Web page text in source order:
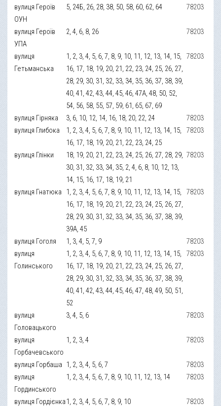
вулиця Героїв
ОУН
5, 24Б, 26, 28, 38, 50, 58, 60, 62, 64 78203
вулиця Героїв
УПА
2, 4, 6, 8, 26 78203
вулиця
Гетьманська
1, 2, 3, 4, 5, 6, 7, 8, 9, 10, 11, 12, 13, 14, 15,
16, 17, 18, 19, 20, 21, 22, 23, 24, 25, 26, 27,
28, 29, 30, 31, 32, 33, 34, 35, 36, 37, 38, 39,
40, 41, 42, 43, 44, 45, 46, 47А, 48, 50, 52,
54, 56, 58, 55, 57, 59, 61, 65, 67, 69
78203
вулиця Гірняка 3, 6, 10, 12, 14, 16, 18, 20, 22, 24
78203
вулиця Глибока
1, 2, 3, 4, 5, 6, 7, 8, 9, 10, 11, 12, 13, 14, 15,
16, 17, 18, 19, 20, 21, 22, 23, 24, 25
78203
вулиця Глінки
18, 19, 20, 21, 22, 23, 24, 25, 26, 27, 28, 29,
30, 31, 32, 33, 34, 35, 2, 4, 6, 8, 10, 12, 13,
14, 15, 16, 17, 18, 19, 21
78203
вулиця Гнатюка
1, 2, 3, 4, 5, 6, 7, 8, 9, 10, 11, 12, 13, 14, 15,
16, 17, 18, 19, 20, 21, 22, 23, 24, 25, 26, 27,
28, 29, 30, 31, 32, 33, 34, 35, 36, 37, 38, 39,
39А, 45
78203
вулиця Гоголя 1, 3, 4, 5, 7, 9
78203
вулиця
Голинського
1, 2, 3, 4, 5, 6, 7, 8, 9, 10, 11, 12, 13, 14, 15,
16, 17, 18, 19, 20, 21, 22, 23, 24, 25, 26, 27,
28, 29, 30, 31, 32, 33, 34, 35, 36, 37, 38, 39,
40, 41, 42, 43, 44, 45, 46, 47, 48, 49, 50, 51,
52
78203
вулиця
Головацького
3, 4, 5, 6 78203
вулиця
Горбачевського
1, 2, 3, 4 78203
вулиця Горбаша 1, 2, 3, 4, 5, 6, 7
78203
вулиця
Гординського
1, 2, 3, 4, 5, 6, 7, 8, 9, 10, 11, 12, 13, 14 78203
вулиця Гордієнка1, 2, 3, 4, 5, 6, 7, 8, 9, 10
78203